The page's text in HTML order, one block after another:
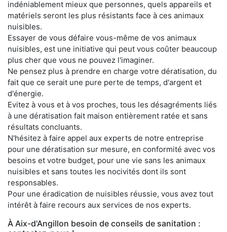
indéniablement mieux que personnes, quels appareils et
matériels seront les plus résistants face à ces animaux
nuisibles.
Essayer de vous défaire vous-même de vos animaux
nuisibles, est une initiative qui peut vous coûter beaucoup
plus cher que vous ne pouvez l'imaginer.
Ne pensez plus à prendre en charge votre dératisation, du
fait que ce serait une pure perte de temps, d'argent et
d'énergie.
Evitez à vous et à vos proches, tous les désagréments liés
à une dératisation fait maison entièrement ratée et sans
résultats concluants.
N'hésitez à faire appel aux experts de notre entreprise
pour une dératisation sur mesure, en conformité avec vos
besoins et votre budget, pour une vie sans les animaux
nuisibles et sans toutes les nocivités dont ils sont
responsables.
Pour une éradication de nuisibles réussie, vous avez tout
intérêt à faire recours aux services de nos experts.
À Aix-d'Angillon besoin de conseils de sanitation :